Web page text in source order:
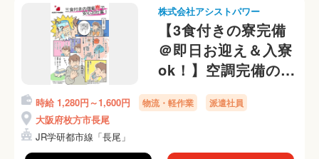
株式会社アシストパワー
【3食付きの寮完備
＠即日お迎え＆入寮
ok！】空調完備の屋
内でかんたん梱包作
業 勤務初日から日
時給 1,280円～1,600円 物流・軽作業 派遣社員
大阪府枚方市長尾
JR学研都市線「長尾」